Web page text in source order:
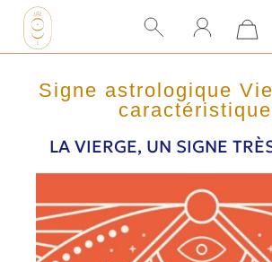
Signe astrologique
LA VIERGE, UN SIGNE